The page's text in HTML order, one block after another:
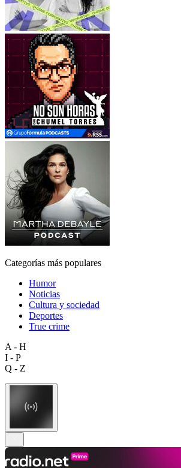
Categorías más populares
Humor
Noticias
Cultura y sociedad
Deportes
True crime
A - H
I - P
Q - Z